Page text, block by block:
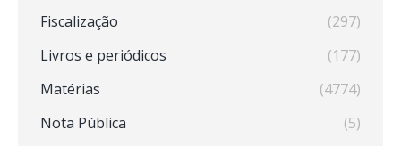
Fiscalização
(297)
Livros e periódicos
(177)
Matérias
(4774)
Nota Pública
(5)